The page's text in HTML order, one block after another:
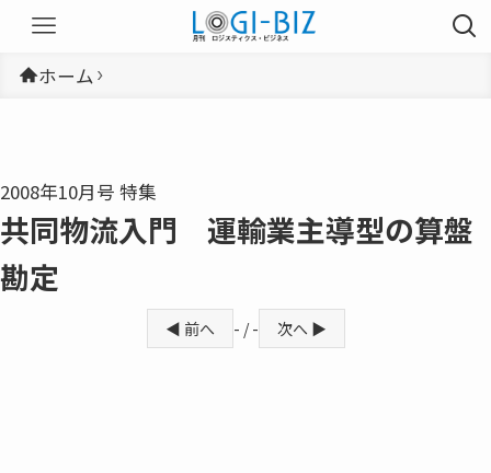
ホーム
2008年10月号 特集
共同物流入門 運輸業主導型の算盤
勘定
◀ 前へ - / - 次へ ▶